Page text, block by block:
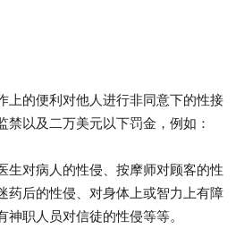
上的便利对他人进行非同意下的性接
禁以及二万美元以下罚金，例如：
生对病人的性侵、按摩师对顾客的性
药后的性侵、对身体上或智力上有障
职人员对信徒的性侵等等。